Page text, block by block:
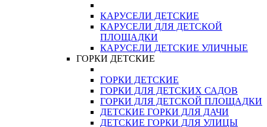
КАРУСЕЛИ ДЕТСКИЕ
КАРУСЕЛИ ДЛЯ ДЕТСКОЙ
ПЛОЩАДКИ
КАРУСЕЛИ ДЕТСКИЕ УЛИЧНЫЕ
ГОРКИ ДЕТСКИЕ
ГОРКИ ДЕТСКИЕ
ГОРКИ ДЛЯ ДЕТСКИХ САДОВ
ГОРКИ ДЛЯ ДЕТСКОЙ ПЛОЩАДКИ
ДЕТСКИЕ ГОРКИ ДЛЯ ДАЧИ
ДЕТСКИЕ ГОРКИ ДЛЯ УЛИЦЫ